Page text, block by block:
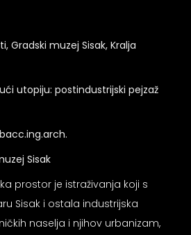
Gradski muzej Sisak, Kralja
utopiju: postindustrijski pejzaž
Sisak
prostor je istraživanja koji s
Sisak i ostala industrijska
naselja i njihov urbanizam,